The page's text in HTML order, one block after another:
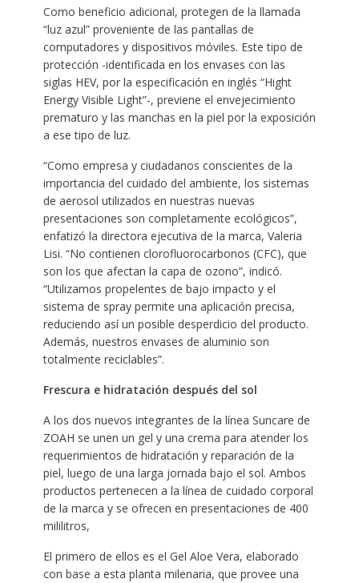
Como beneficio adicional, protegen de la llamada
“luz azul” proveniente de las pantallas de
computadores y dispositivos móviles. Este tipo de
protección -identificada en los envases con las
siglas HEV, por la especificación en inglés “Hight
Energy Visible Light”-, previene el envejecimiento
prematuro y las manchas en la piel por la exposición
a ese tipo de luz.
“Como empresa y ciudadanos conscientes de la
importancia del cuidado del ambiente, los sistemas
de aerosol utilizados en nuestras nuevas
presentaciones son completamente ecológicos”,
enfatizó la directora ejecutiva de la marca, Valeria
Lisi. “No contienen clorofluorocarbonos (CFC), que
son los que afectan la capa de ozono”, indicó.
“Utilizamos propelentes de bajo impacto y el
sistema de spray permite una aplicación precisa,
reduciendo así un posible desperdicio del producto.
Además, nuestros envases de aluminio son
totalmente reciclables”.
Frescura e hidratación después del sol
A los dos nuevos integrantes de la línea Suncare de
ZOAH se unen un gel y una crema para atender los
requerimientos de hidratación y reparación de la
piel, luego de una larga jornada bajo el sol. Ambos
productos pertenecen a la línea de cuidado corporal
de la marca y se ofrecen en presentaciones de 400
mililitros,
El primero de ellos es el Gel Aloe Vera, elaborado
con base a esta planta milenaria, que provee una